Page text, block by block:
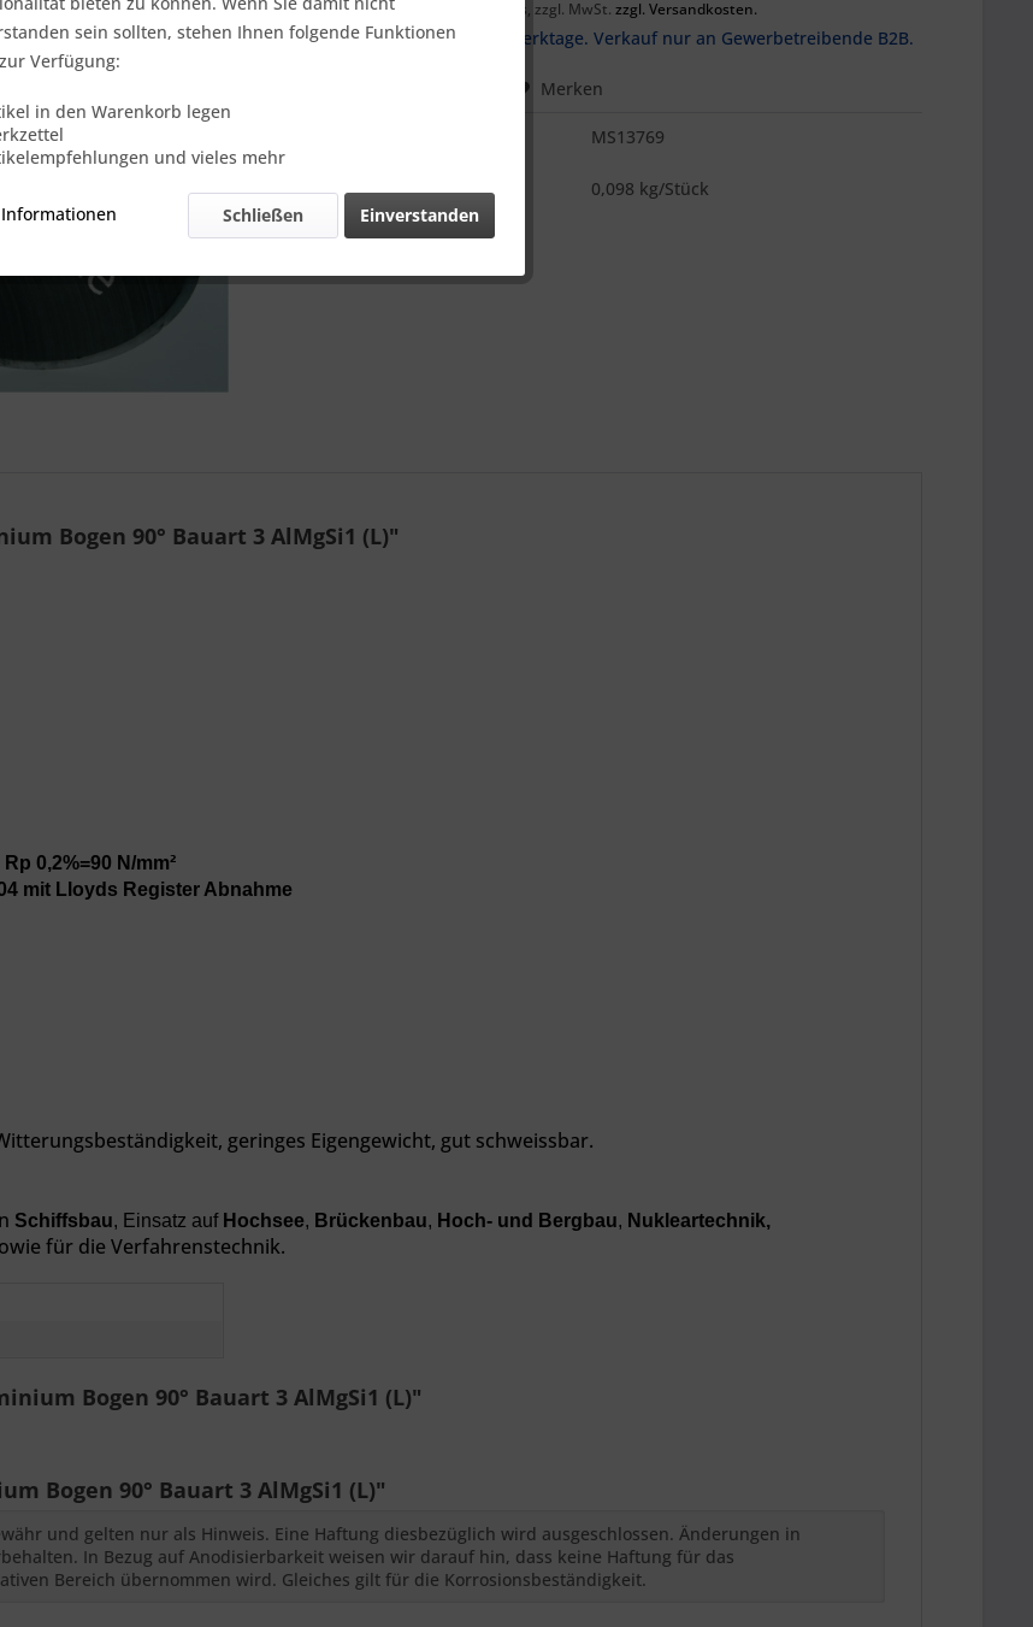
Online-Vorteilspreis, zzgl. MwSt.zzgl. Versandkosten.
Lieferzeit 8 Werktage. Verkauf nur an Gewerbetreibende B2B.
Merken
MS13769
Gewicht::
0,098 kg/Stück
Bogen 90° Bauart 3 AlMgSi1 (L)"
0,2%=90 N/mm²
mit Lloyds Register Abnahme
geringes Eigengewicht, gut schweissbar.
Schiffsbau, Einsatz auf Hochsee, Brückenbau, Hoch- und Bergbau, Nukleartechnik,
für die Verfahrenstechnik.
Bogen 90° Bauart 3 AlMgSi1 (L)"
Bogen 90° Bauart 3 AlMgSi1 (L)"
und gelten nur als Hinweis. Eine Haftung diesbezüglich wird ausgeschlossen. Änderungen in
In Bezug auf Anodisierbarkeit weisen wir darauf hin, dass keine Haftung für das
Bereich übernommen wird. Gleiches gilt für die Korrosionsbeständigkeit.
sein sollten, stehen Ihnen folgende Funktionen
Verfügung:
in den Warenkorb legen
und vieles mehr
Einverstanden
Schließen